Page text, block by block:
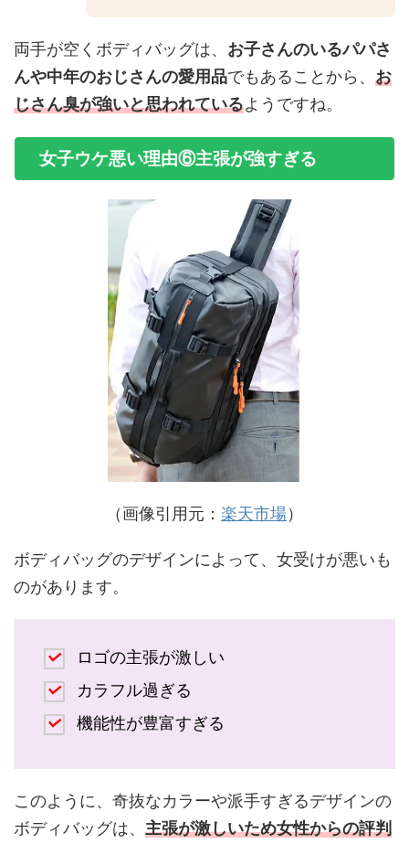
両手が空くボディバッグは、 お子さんのいるパパさ
んや中年のおじさんの愛用品でもあることから、 お
じさん臭が強いと思われているようですね。
女子ウケ悪い理由⑥主張が強すぎる
（画像引用元： 楽天市場）
ボディバッグのデザインによって、女受けが悪いも
のがあります。
ロゴの主張が激しい
カラフル過ぎる
機能性が豊富すぎる
このように、奇抜なカラーや派手すぎるデザインの
ボディバッグは、 主張が激しいため女性からの評判